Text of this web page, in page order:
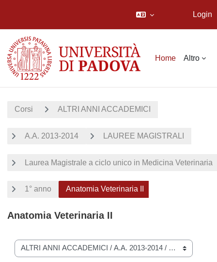
Login
Home Altro
Corsi ALTRI ANNI ACCADEMICI
A.A. 2013-2014 LAUREE MAGISTRALI
Laurea Magistrale a ciclo unico in Medicina Veterinaria
1° anno Anatomia Veterinaria II
Anatomia Veterinaria II
Categorie di corso